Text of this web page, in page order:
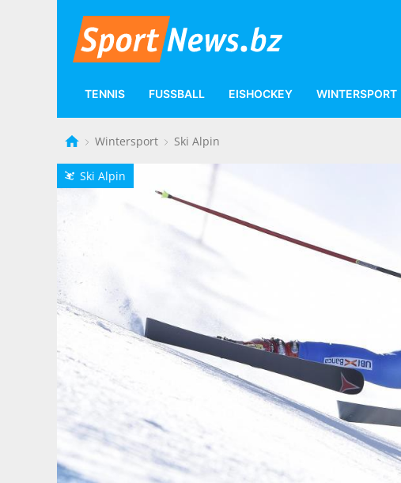
TENNIS FUSSBALL EISHOCKEY WINTERSPORT
Wintersport Ski Alpin
L Ski Alpin